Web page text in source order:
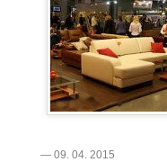
— 09. 04. 2015